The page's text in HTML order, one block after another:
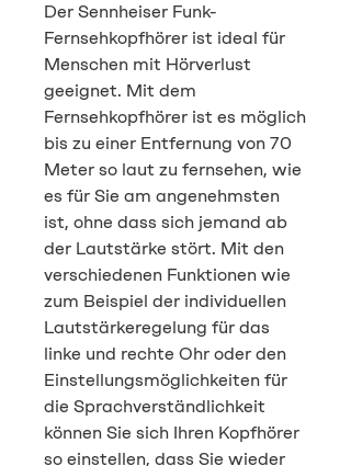
Der Sennheiser Funk-
Fernsehkopfhörer ist ideal für
Menschen mit Hörverlust
geeignet. Mit dem
Fernsehkopfhörer ist es möglich
bis zu einer Entfernung von 70
Meter so laut zu fernsehen, wie
es für Sie am angenehmsten
ist, ohne dass sich jemand ab
der Lautstärke stört. Mit den
verschiedenen Funktionen wie
zum Beispiel der individuellen
Lautstärkeregelung für das
linke und rechte Ohr oder den
Einstellungsmöglichkeiten für
die Sprachverständlichkeit
können Sie sich Ihren Kopfhörer
so einstellen, dass Sie wieder